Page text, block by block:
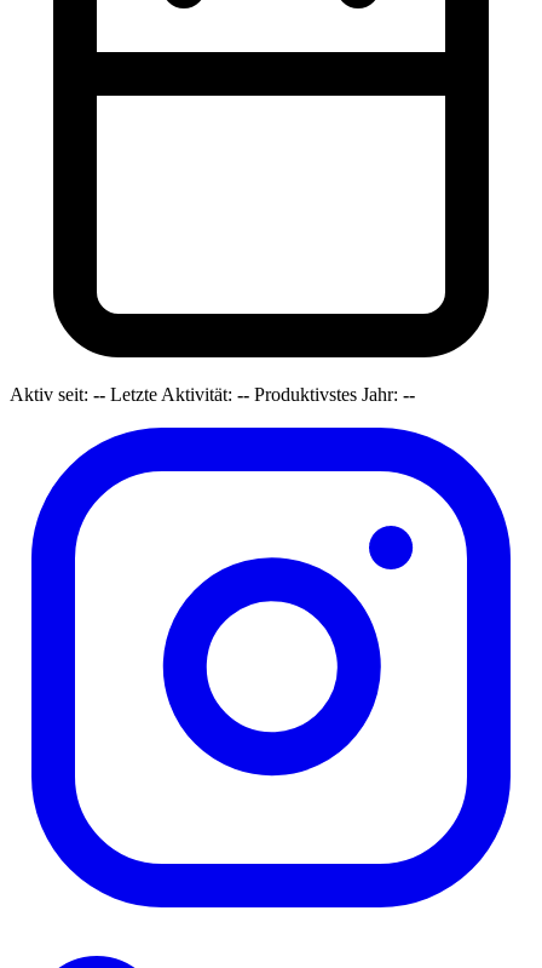
Aktiv seit: -- Letzte Aktivität: -- Produktivstes Jahr: --